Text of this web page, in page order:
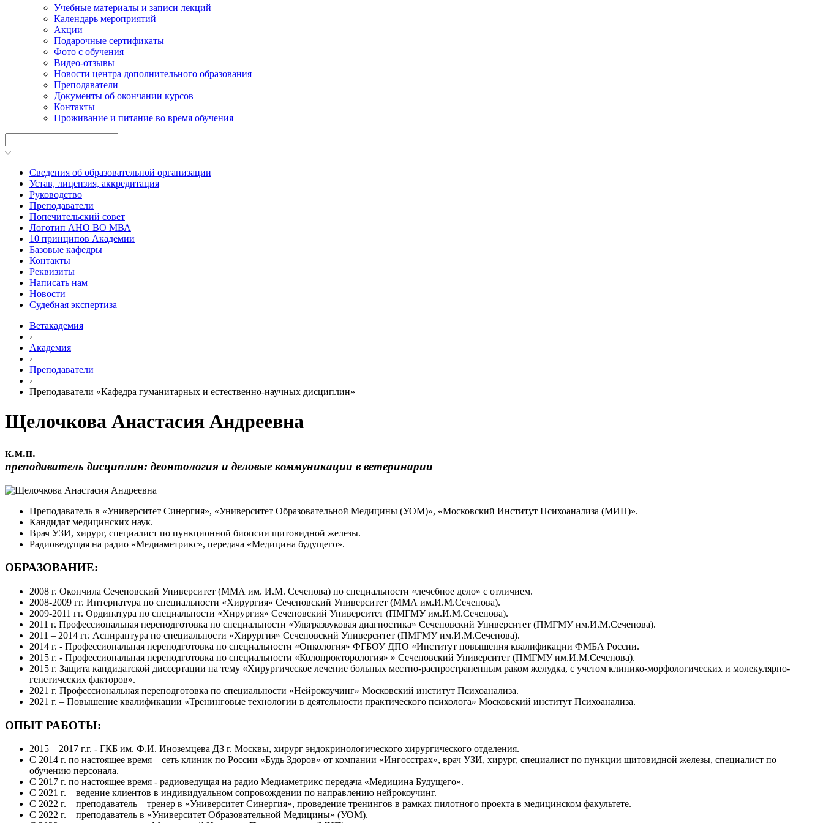
Учебные материалы и записи лекций
Календарь мероприятий
Акции
Подарочные сертификаты
Фото с обучения
Видео-отзывы
Новости центра дополнительного образования
Преподаватели
Документы об окончании курсов
Контакты
Проживание и питание во время обучения
Сведения об образовательной организации
Устав, лицензия, аккредитация
Руководство
Преподаватели
Попечительский совет
Логотип АНО ВО МВА
10 принципов Академии
Базовые кафедры
Контакты
Реквизиты
Написать нам
Новости
Судебная экспертиза
Ветакадемия
›
Академия
›
Преподаватели
›
Преподаватели «Кафедра гуманитарных и естественно-научных дисциплин»
Щелочкова Анастасия Андреевна
к.м.н.
преподаватель дисциплин: деонтология и деловые коммуникации в ветеринарии
Преподаватель в «Университет Синергия», «Университет Образовательной Медицины (УОМ)», «Московский Институт Психоанализа (МИП)».
Кандидат медицинских наук.
Врач УЗИ, хирург, специалист по пункционной биопсии щитовидной железы.
Радиоведущая на радио «Медиаметрикс», передача «Медицина будущего».
ОБРАЗОВАНИЕ:
2008 г. Окончила Сеченовский Университет (ММА им. И.М. Сеченова) по специальности «лечебное дело» с отличием.
2008-2009 гг. Интернатура по специальности «Хирургия» Сеченовский Университет (ММА им.И.М.Сеченова).
2009-2011 гг. Ординатура по специальности «Хирургия» Сеченовский Университет (ПМГМУ им.И.М.Сеченова).
2011 г. Профессиональная переподготовка по специальности «Ультразвуковая диагностика» Сеченовский Университет (ПМГМУ им.И.М.Сеченова).
2011 – 2014 гг. Аспирантура по специальности «Хирургия» Сеченовский Университет (ПМГМУ им.И.М.Сеченова).
2014 г. - Профессиональная переподготовка по специальности «Онкология» ФГБОУ ДПО «Институт повышения квалификации ФМБА России.
2015 г. - Профессиональная переподготовка по специальности «Колопрокторология» » Сеченовский Университет (ПМГМУ им.И.М.Сеченова).
2015 г. Защита кандидатской диссертации на тему «Хирургическое лечение больных местно-распространенным раком желудка, с учетом клинико-морфологических и молекулярно-
генетических факторов».
2021 г. Профессиональная переподготовка по специальности «Нейрокоучинг» Московский институт Психоанализа.
2021 г. – Повышение квалификации «Тренинговые технологии в деятельности практического психолога» Московский институт Психоанализа.
ОПЫТ РАБОТЫ:
2015 – 2017 г.г. - ГКБ им. Ф.И. Иноземцева ДЗ г. Москвы, хирург эндокринологического хирургического отделения.
С 2014 г. по настоящее время – сеть клиник по России «Будь Здоров» от компании «Ингосстрах», врач УЗИ, хирург, специалист по пункции щитовидной железы, специалист по
обучению персонала.
С 2017 г. по настоящее время - радиоведущая на радио Медиаметрикс передача «Медицина Будущего».
С 2021 г. – ведение клиентов в индивидуальном сопровождении по направлению нейрокоучинг.
С 2022 г. – преподаватель – тренер в «Университет Синергия», проведение тренингов в рамках пилотного проекта в медицинском факультете.
С 2022 г. – преподаватель в «Университет Образовательной Медицины» (УОМ).